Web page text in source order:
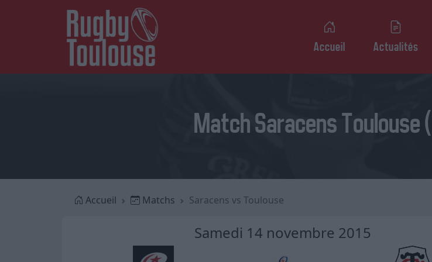
Accueil Actualités
Match Saracens Toulouse
Accueil Matchs Saracens vs Toulouse
Samedi 14 novembre 2015